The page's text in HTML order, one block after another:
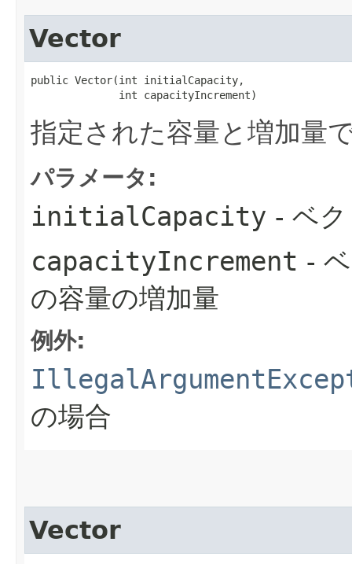
Vector
public Vector​(int initialCapacity,
              int capacityIncrement)
指定された容量と増加量
パラメータ:
initialCapacity - ベ
capacityIncrement -
の容量の増加量
例外:
の場合
Vector